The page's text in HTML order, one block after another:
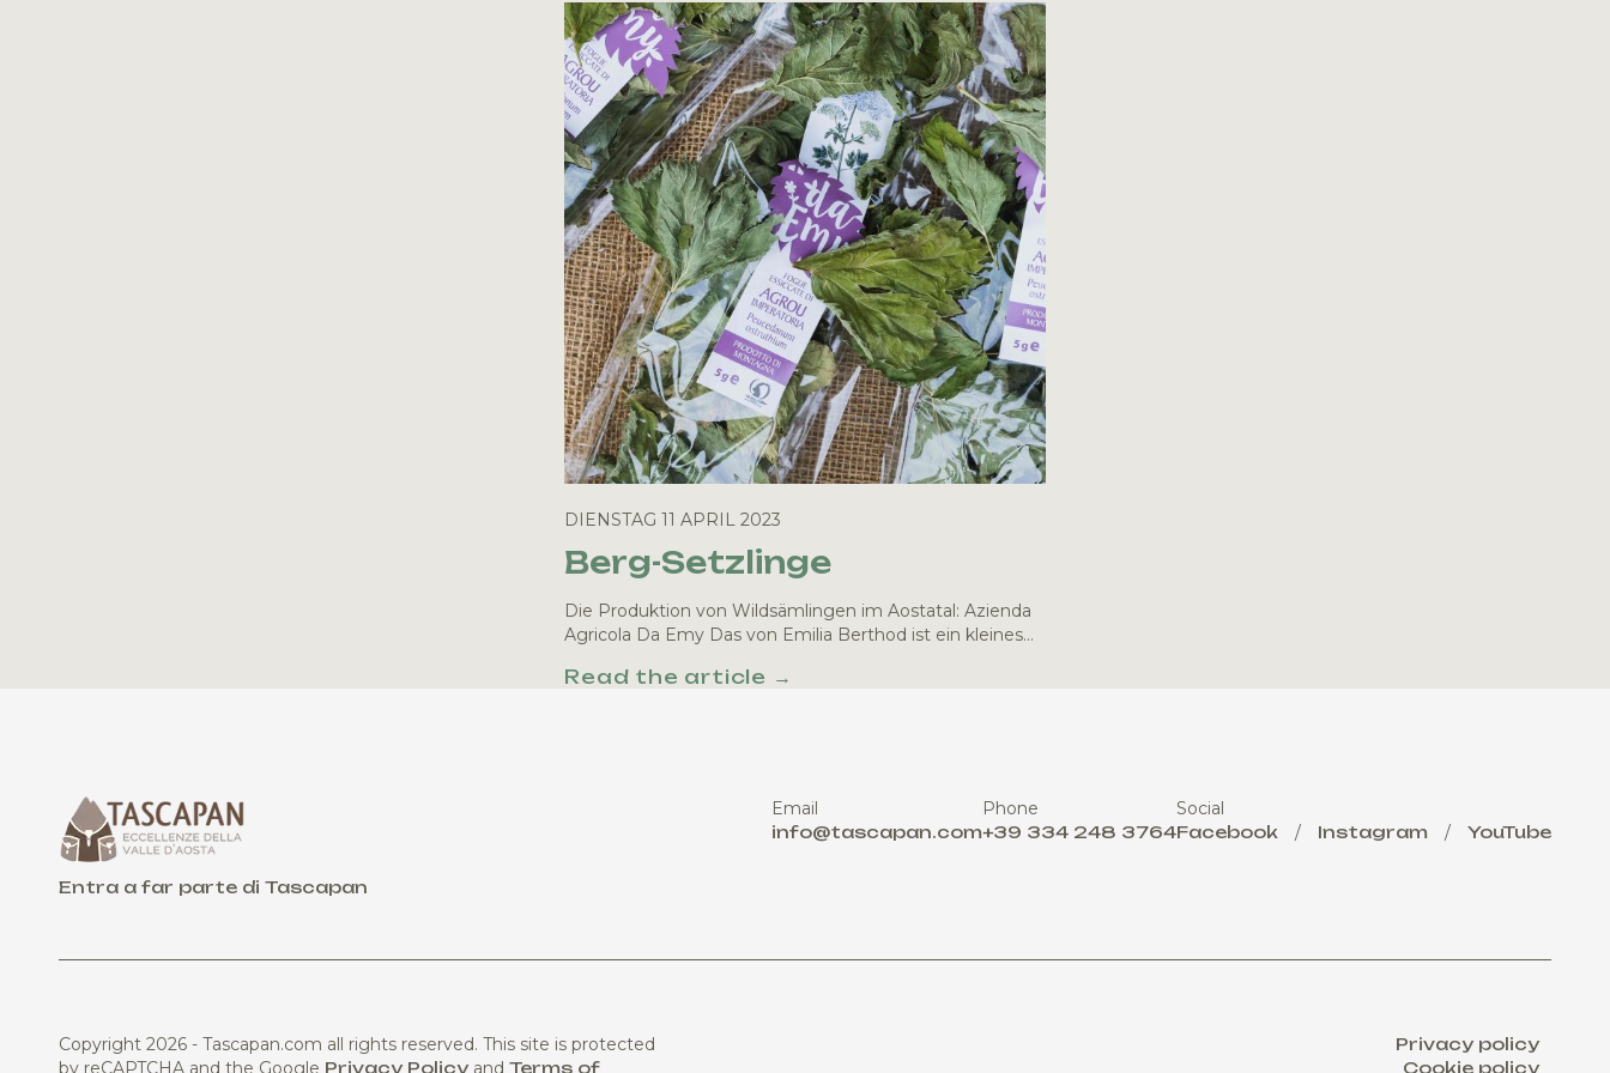
DIENSTAG 11 APRIL 2023
Berg-Setzlinge
Die Produktion von Wildsämlingen im Aostatal: Azienda
Agricola Da Emy Das von Emilia Berthod ist ein kleines…
Read the article →
Entra a far parte di Tascapan
Email
info@tascapan.com
Phone
+39 334 248 3764
Social
Facebook / Instagram / YouTube
Copyright 2026 - Tascapan.com all rights reserved. This site is protected
by reCAPTCHA and the Google Privacy Policy andTerms of
Privacy policy
Cookie policy